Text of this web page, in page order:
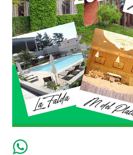
Hoteles
Cabañas
Campos recreativos
Inscripción on-line
Tarifas
Videos de turismo
COMPRAS